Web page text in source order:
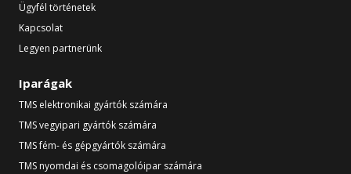
Ügyfél történetek
Kapcsolat
Legyen partnerünk
Iparágak
TMS elektronikai gyártók számára
TMS vegyipari gyártók számára
TMS fém- és gépgyártók számára
TMS nyomdai és csomagolóipar számára